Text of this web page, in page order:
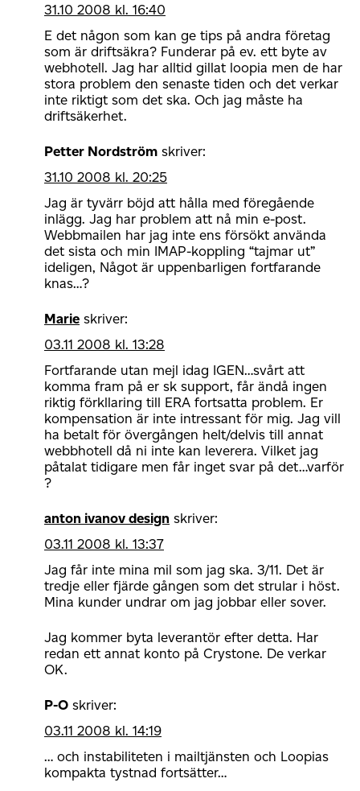
31.10 2008 kl. 16:40
E det någon som kan ge tips på andra företag
som är driftsäkra? Funderar på ev. ett byte av
webhotell. Jag har alltid gillat loopia men de har
stora problem den senaste tiden och det verkar
inte riktigt som det ska. Och jag måste ha
driftsäkerhet.
Petter Nordström skriver:
31.10 2008 kl. 20:25
Jag är tyvärr böjd att hålla med föregående
inlägg. Jag har problem att nå min e-post.
Webbmailen har jag inte ens försökt använda
det sista och min IMAP-koppling “tajmar ut”
ideligen, Något är uppenbarligen fortfarande
knas…?
Marie skriver:
03.11 2008 kl. 13:28
Fortfarande utan mejl idag IGEN…svårt att
komma fram på er sk support, får ändå ingen
riktig förkllaring till ERA fortsatta problem. Er
kompensation är inte intressant för mig. Jag vill
ha betalt för övergången helt/delvis till annat
webbhotell då ni inte kan leverera. Vilket jag
påtalat tidigare men får inget svar på det…varför
?
anton ivanov design skriver:
03.11 2008 kl. 13:37
Jag får inte mina mil som jag ska. 3/11. Det är
tredje eller fjärde gången som det strular i höst.
Mina kunder undrar om jag jobbar eller sover.
Jag kommer byta leverantör efter detta. Har
redan ett annat konto på Crystone. De verkar
OK.
P-O skriver:
03.11 2008 kl. 14:19
… och instabiliteten i mailtjänsten och Loopias
kompakta tystnad fortsätter…